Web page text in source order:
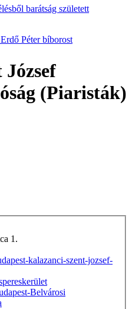
barátság született
Péter bíborost
(Piaristák)
1.
kalazanci-szent-jozsef-
Belvárosi